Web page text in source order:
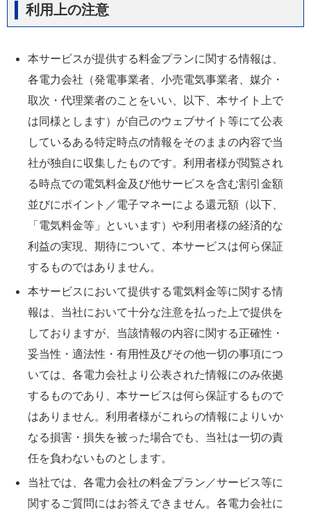
利用上の注意
本サービスが提供する料金プランに関する情報は、
各電力会社（発電事業者、小売電気事業者、媒介・
取次・代理業者のことをいい、以下、本サイト上で
は同様とします）が自己のウェブサイト等にて公表
しているある特定時点の情報をそのままの内容で当
社が独自に収集したものです。利用者様が閲覧され
る時点での電気料金及び他サービスを含む割引金額
並びにポイント／電子マネーによる還元額（以下、
「電気料金等」といいます）や利用者様の経済的な
利益の実現、期待について、本サービスは何ら保証
するものではありません。
本サービスにおいて提供する電気料金等に関する情
報は、当社において十分な注意を払った上で提供を
しておりますが、当該情報の内容に関する正確性・
妥当性・適法性・有用性及びその他一切の事項につ
いては、各電力会社より公表された情報にのみ依拠
するものであり、本サービスは何ら保証するもので
はありません。利用者様がこれらの情報によりいか
なる損害・損失を被った場合でも、当社は一切の責
任を負わないものとします。
当社では、各電力会社の料金プラン／サービス等に
関するご質問にはお答えできません。各電力会社に